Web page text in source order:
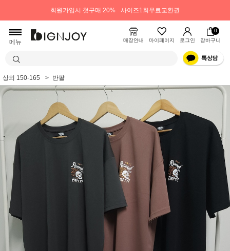
회원가입시 첫구매 20% 사이즈1회무료교환권
메뉴 매장안내 마이페이지 로그인
0
장바구니
상의 150-165 반팔